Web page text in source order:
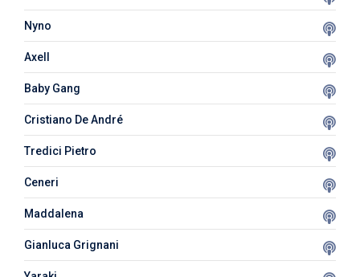
Nyno
Axell
Baby Gang
Cristiano De André
Tredici Pietro
Ceneri
Maddalena
Gianluca Grignani